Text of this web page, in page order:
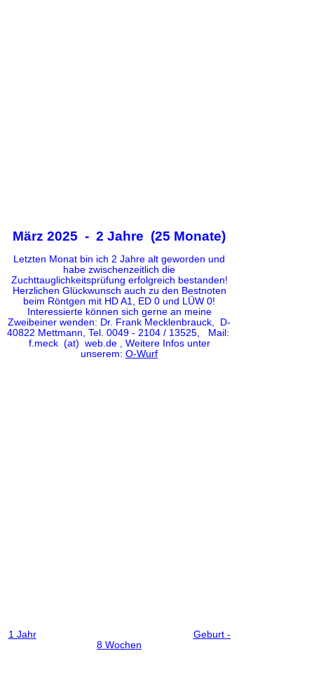
März 2025 - 2 Jahre (25 Monate)
Letzten Monat bin ich 2 Jahre alt geworden und
habe zwischenzeitlich die
Zuchttauglichkeitsprüfung erfolgreich bestanden!
Herzlichen Glückwunsch auch zu den Bestnoten
beim Röntgen mit HD A1, ED 0 und LÜW 0!
Interessierte können sich gerne an meine
Zweibeiner wenden: Dr. Frank Mecklenbrauck, D-
40822 Mettmann, Tel. 0049 - 2104 / 13525, Mail:
f.meck (at) web.de , Weitere Infos unter
unserem: O-Wurf
1 Jahr
Geburt -
8 Wochen